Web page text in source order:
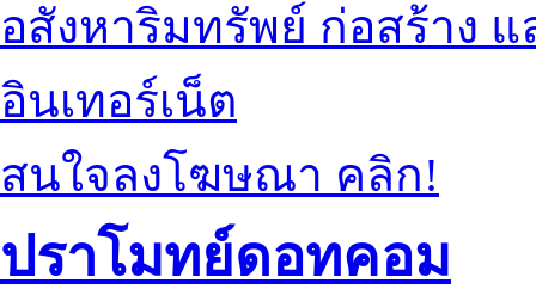
อสังหาริมทรัพย์ ก่อสร้าง
อินเทอร์เน็ต
สนใจลงโฆษณา คลิก!
ปราโมทย์ดอทคอม